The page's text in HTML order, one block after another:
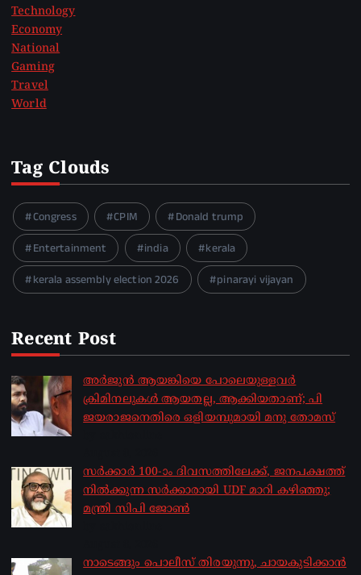
Technology
Economy
National
Gaming
Travel
World
Tag Clouds
Congress CPIM
Donald trump
Entertainment
india
kerala
kerala assembly election 2026
pinarayi vijayan
Recent Post
അർജുൻ ആയങ്കിയെ പോലെയുള്ളവർ
ക്രിമിനലുകൾ ആയതല്ല, ആക്കിയതാണ്; പി
ജയരാജനെതിരെ ഒളിയമ്പുമായി മനു തോമസ്
സർക്കാർ 100-ാം ദിവസത്തിലേക്ക്, ജനപക്ഷത്ത്
നിൽക്കുന്ന സർക്കാരായി UDF മാറി കഴിഞ്ഞു;
മന്ത്രി സിപി ജോൺ
നാടെങ്ങും പൊലീസ് തിരയുന്നു, ചായകുടിക്കാൻ